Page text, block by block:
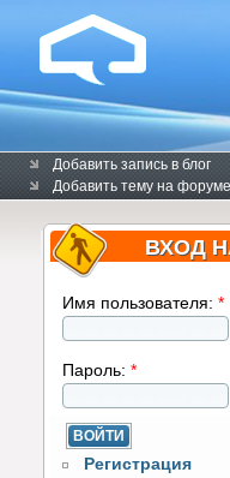
Добавить запись в блог
Добавить тему на форуме
ВХОД
Имя пользователя: *
Пароль: *
Регистрация